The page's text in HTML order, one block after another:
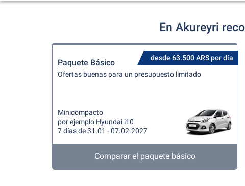
En Akureyri
desde 63.500 ARS por día
Paquete Básico
Ofertas buenas para un presupuesto limitado
Minicompacto
por ejemplo Hyundai i10
7 días de 31.01 - 07.02.2027
Comparar el paquete básico